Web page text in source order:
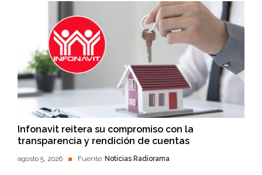
Infonavit reitera su compromiso con la
transparencia y rendición de cuentas
agosto 5, 2026 Fuente: Noticias Radiorama